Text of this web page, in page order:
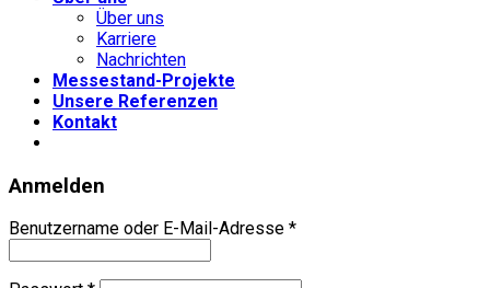
Über uns
Karriere
Nachrichten
Messestand-Projekte
Unsere Referenzen
Kontakt
Anmelden
Benutzername oder E-Mail-Adresse *Erforderlich